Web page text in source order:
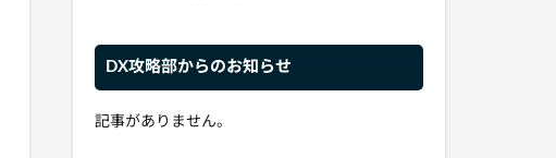
DX攻略部からのお知らせ
記事がありません。